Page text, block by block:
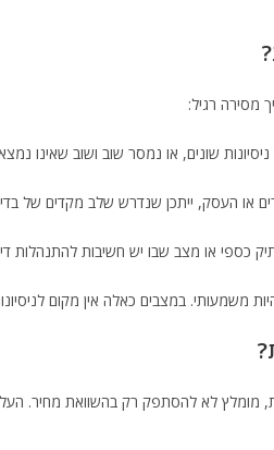
מסירה רגיל:
שונים, או נמסר שוב ושוב שאינו
או העסק, ייתכן שנדרש שלב מקדים של
כספי או מצב שבו יש חשיבות להתנהלות
משמעותי. במצבים כאלה אין מקום
מומלץ לא להסתפק רק בהשוואת מחיר.